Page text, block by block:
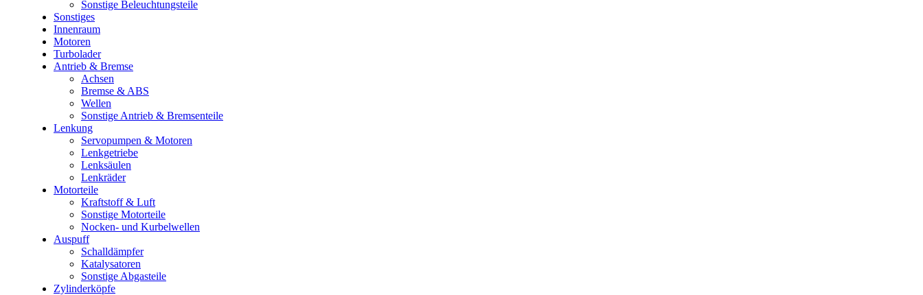
Sonstige Beleuchtungsteile
Sonstiges
Innenraum
Motoren
Turbolader
Antrieb & Bremse
Achsen
Bremse & ABS
Wellen
Sonstige Antrieb & Bremsenteile
Lenkung
Servopumpen & Motoren
Lenkgetriebe
Lenksäulen
Lenkräder
Motorteile
Kraftstoff & Luft
Sonstige Motorteile
Nocken- und Kurbelwellen
Auspuff
Schalldämpfer
Katalysatoren
Sonstige Abgasteile
Zylinderköpfe